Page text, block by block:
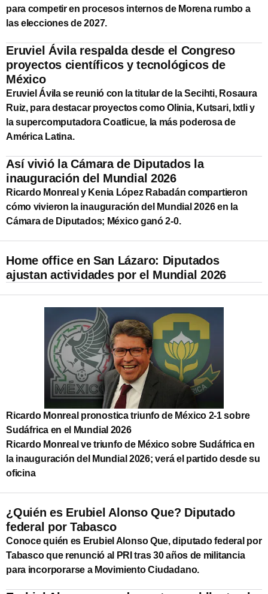
para competir en procesos internos de Morena rumbo a
las elecciones de 2027.
Eruviel Ávila respalda desde el Congreso
proyectos científicos y tecnológicos de
México
Eruviel Ávila se reunió con la titular de la Secihti, Rosaura
Ruiz, para destacar proyectos como Olinia, Kutsari, Ixtli y
la supercomputadora Coatlicue, la más poderosa de
América Latina.
Así vivió la Cámara de Diputados la
inauguración del Mundial 2026
Ricardo Monreal y Kenia López Rabadán compartieron
cómo vivieron la inauguración del Mundial 2026 en la
Cámara de Diputados; México ganó 2-0.
Home office en San Lázaro: Diputados
ajustan actividades por el Mundial 2026
Ricardo Monreal pronostica triunfo de México 2-1 sobre
Sudáfrica en el Mundial 2026
Ricardo Monreal ve triunfo de México sobre Sudáfrica en
la inauguración del Mundial 2026; verá el partido desde su
oficina
¿Quién es Erubiel Alonso Que? Diputado
federal por Tabasco
Conoce quién es Erubiel Alonso Que, diputado federal por
Tabasco que renunció al PRI tras 30 años de militancia
para incorporarse a Movimiento Ciudadano.